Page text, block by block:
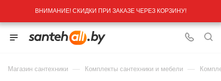
ВНИМАНИЕ! СКИДКИ ПРИ ЗАКАЗЕ ЧЕРЕЗ КОРЗИНУ!
Магазин сантехники — Комплекты сантехники и мебели —